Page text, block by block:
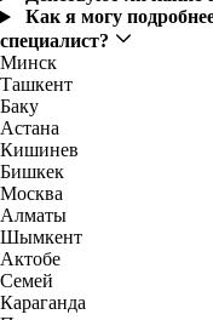
Как я могу
специалист?
Минск
Ташкент
Баку
Астана
Кишинев
Бишкек
Москва
Алматы
Шымкент
Актобе
Семей
Караганда